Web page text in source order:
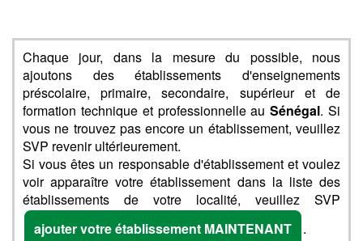
Chaque jour, dans la mesure du possible, nous
ajoutons des établissements d'enseignements
préscolaire, primaire, secondaire, supérieur et de
formation technique et professionnelle auSénégal. Si
vous ne trouvez pas encore un établissement, veuillez
SVP revenir ultérieurement.
Si vous êtes un responsable d'établissement et voulez
voir apparaître votre établissement dans la liste des
établissements de votre localité, veuillez SVP
ajouter votre établissement MAINTENANT
.